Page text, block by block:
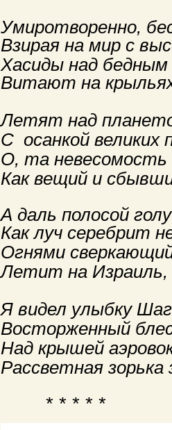
Умиротворенно,
Взирая на мир с
Хасиды над
Витают на
Летят над
С осанкой великих
О, та невесомость
Как вещий и
А даль полосой
Как луч серебрит
Огнями
Летит на Израиль,
Я видел улыбку
Восторженный
Над крышей
Рассветная зорька
* * * * *